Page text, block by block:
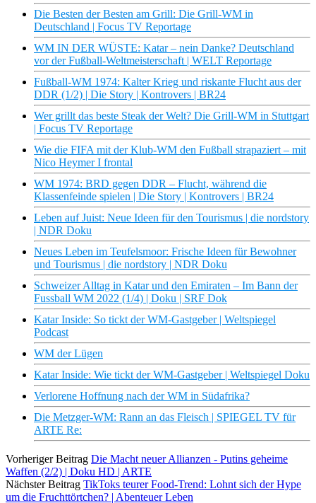
Die Besten der Besten am Grill: Die Grill-WM in
Deutschland | Focus TV Reportage
WM IN DER WÜSTE: Katar – nein Danke? Deutschland
vor der Fußball-Weltmeisterschaft | WELT Reportage
Fußball-WM 1974: Kalter Krieg und riskante Flucht aus der
DDR (1/2) | Die Story | Kontrovers | BR24
Wer grillt das beste Steak der Welt? Die Grill-WM in Stuttgart
| Focus TV Reportage
Wie die FIFA mit der Klub-WM den Fußball strapaziert – mit
Nico Heymer I frontal
WM 1974: BRD gegen DDR – Flucht, während die
Klassenfeinde spielen | Die Story | Kontrovers | BR24
Leben auf Juist: Neue Ideen für den Tourismus | die nordstory
| NDR Doku
Neues Leben im Teufelsmoor: Frische Ideen für Bewohner
und Tourismus | die nordstory | NDR Doku
Schweizer Alltag in Katar und den Emiraten – Im Bann der
Fussball WM 2022 (1/4) | Doku | SRF Dok
Katar Inside: So tickt der WM-Gastgeber | Weltspiegel
Podcast
WM der Lügen
Katar Inside: Wie tickt der WM-Gastgeber | Weltspiegel Doku
Verlorene Hoffnung nach der WM in Südafrika?
Die Metzger-WM: Rann an das Fleisch | SPIEGEL TV für
ARTE Re:
Vorheriger Beitrag Die Macht neuer Allianzen - Putins geheime
Waffen (2/2) | Doku HD | ARTE
Nächster Beitrag TikToks teurer Food-Trend: Lohnt sich der Hype
um die Fruchttörtchen? | Abenteuer Leben